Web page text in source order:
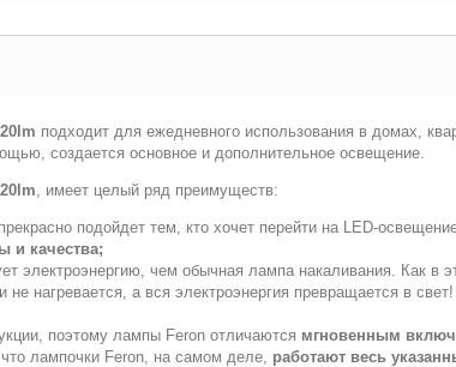
подходит для ежедневного использования в домах,
создается основное и дополнительное освещение.
, имеет целый ряд преимуществ:
подойдет тем, кто хочет перейти на LED-
и качества;
электроэнергию, чем обычная лампа накаливания. Как в
не нагревается, а вся электроэнергия превращается в
поэтому лампы Feron отличаются мгновенным
лампочки Feron, на самом деле, работают весь